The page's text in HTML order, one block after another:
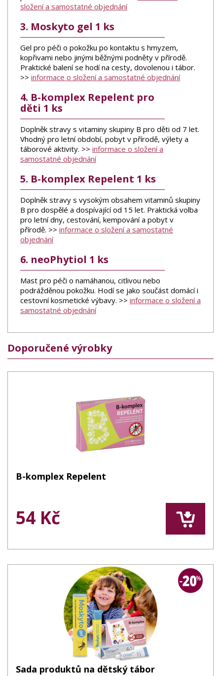
složení a samostatné objednání
3. Moskyto gel 1 ks
Gel pro péči o pokožku po kontaktu s hmyzem,
kopřivami nebo jinými běžnými podněty v přírodě.
Praktické balení se hodí na cesty, dovolenou i tábor.
>> informace o složení a samostatné objednání
4. B-komplex Repelent pro
děti 1 ks
Doplněk stravy s vitaminy skupiny B pro děti od 7 let.
Vhodný pro letní období, pobyt v přírodě, výlety a
táborové aktivity. >> informace o složení a
samostatné objednání
5. B-komplex Repelent 1 ks
Doplněk stravy s vysokým obsahem vitaminů skupiny
B pro dospělé a dospívající od 15 let. Praktická volba
pro letní dny, cestování, kempování a pobyt v
přírodě. >> informace o složení a samostatné
objednání
6. neoPhytiol 1 ks
Mast pro péči o namáhanou, citlivou nebo
podrážděnou pokožku. Hodí se jako součást domácí i
cestovní kosmetické výbavy. >> informace o složení a
samostatné objednání
Doporučené výrobky
B-komplex Repelent
54 Kč
Sada produktů na dětský tábor